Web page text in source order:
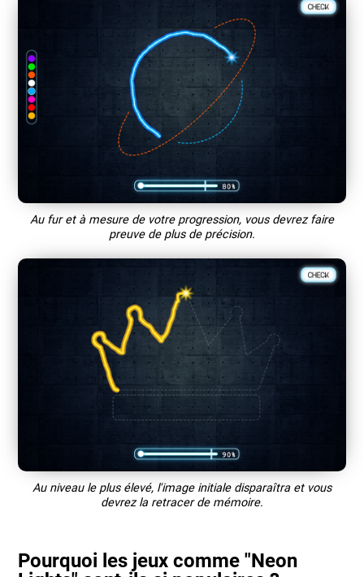
Au fur et à mesure de votre progression, vous devrez faire
preuve de plus de précision.
Au niveau le plus élevé, l'image initiale disparaîtra et vous
devrez la retracer de mémoire.
Pourquoi les jeux comme "Neon